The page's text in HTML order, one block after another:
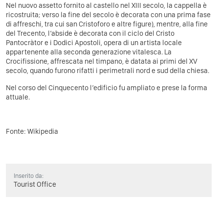
Nel nuovo assetto fornito al castello nel XIII secolo, la cappella è
ricostruita; verso la fine del secolo è decorata con una prima fase
di affreschi, tra cui san Cristoforo e altre figure), mentre, alla fine
del Trecento, l’abside è decorata con il ciclo del Cristo
Pantocràtor e i Dodici Apostoli, opera di un artista locale
appartenente alla seconda generazione vitalesca. La
Crocifissione, affrescata nel timpano, è datata ai primi del XV
secolo, quando furono rifatti i perimetrali nord e sud della chiesa.
Nel corso del Cinquecento l’edificio fu ampliato e prese la forma
attuale.
Fonte: Wikipedia
Inserito da:
Tourist Office